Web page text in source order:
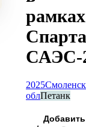
рамках
САЭС-
2025
облПетанк